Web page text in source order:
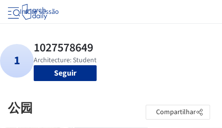
Iniciar sessão
Seguir
公园 Compartilhar